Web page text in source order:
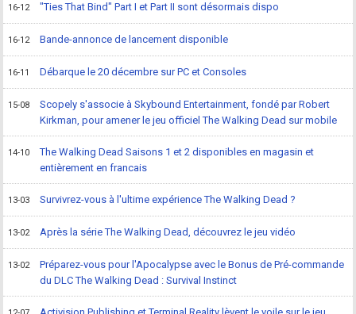
16-12 "Ties That Bind" Part I et Part II sont désormais dispo
16-12 Bande-annonce de lancement disponible
16-11 Débarque le 20 décembre sur PC et Consoles
15-08
Scopely s'associe à Skybound Entertainment, fondé par Robert
Kirkman, pour amener le jeu officiel The Walking Dead sur mobile
14-10
The Walking Dead Saisons 1 et 2 disponibles en magasin et
entièrement en francais
13-03 Survivrez-vous à l'ultime expérience The Walking Dead ?
13-02 Après la série The Walking Dead, découvrez le jeu vidéo
13-02
Préparez-vous pour l'Apocalypse avec le Bonus de Pré-commande
du DLC The Walking Dead : Survival Instinct